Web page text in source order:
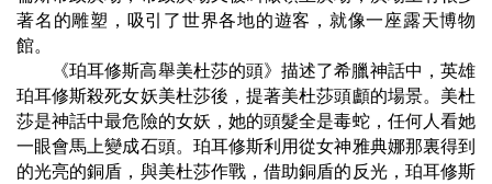
著名的雕塑，吸引了世界各地的遊客，就像一座露天博物
館。
《珀耳修斯高舉美杜莎的頭》描述了希臘神話中，英雄
珀耳修斯殺死女妖美杜莎後，提著美杜莎頭顱的場景。美杜
莎是神話中最危險的女妖，她的頭髮全是毒蛇，任何人看她
一眼會馬上變成石頭。珀耳修斯利用從女神雅典娜那裏得到
的光亮的銅盾，與美杜莎作戰，借助銅盾的反光，珀耳修斯